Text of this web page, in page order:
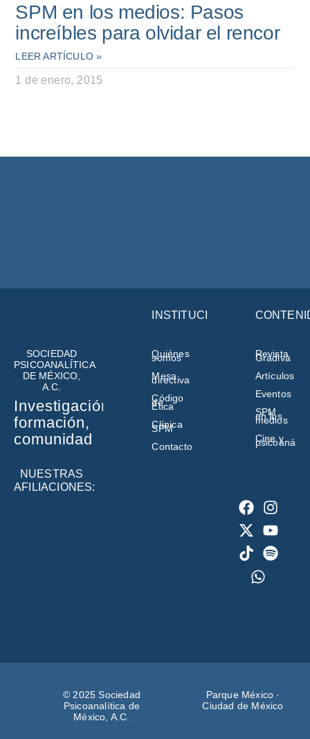
SPM en los medios: Pasos
increíbles para olvidar el rencor
LEER ARTÍCULO »
1 de enero, 2015
SOCIEDAD
PSICOANALÍTICA
DE MÉXICO,
A.C.
Investigación,
formación,
comunidad
NUESTRAS
AFILIACIONES:
INSTITUCIÓN
Quiénes
somos
Mesa
directiva
Código
de
Ética
Clínica
SPM
Contacto
Revista
Gradiva
Artículos
Eventos
SPM
en los
medios
Cine y
© 2025 Sociedad
Psicoanalítica de
México, A.C.
Parque México ·
Ciudad de México